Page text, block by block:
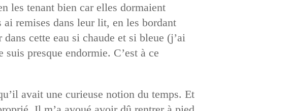
les tenant bien car elles dormaient
remises dans leur lit, en les bordant
cette eau si chaude et si bleue (j’ai
presque endormie. C’est à ce
avait une curieuse notion du temps. Et